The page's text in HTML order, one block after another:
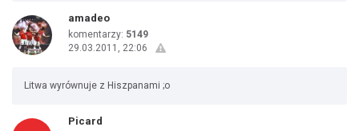
amadeo
komentarzy: 5149
29.03.2011, 22:06
Litwa wyrównuje z Hiszpanami ;o
Picard